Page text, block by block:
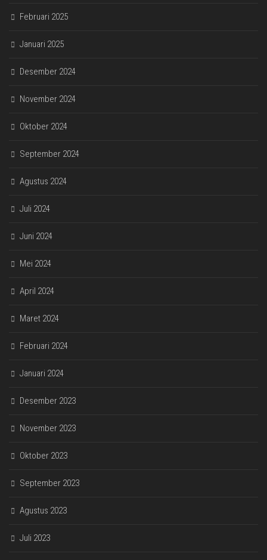
Februari 2025
Januari 2025
Desember 2024
November 2024
Oktober 2024
September 2024
Agustus 2024
Juli 2024
Juni 2024
Mei 2024
April 2024
Maret 2024
Februari 2024
Januari 2024
Desember 2023
November 2023
Oktober 2023
September 2023
Agustus 2023
Juli 2023